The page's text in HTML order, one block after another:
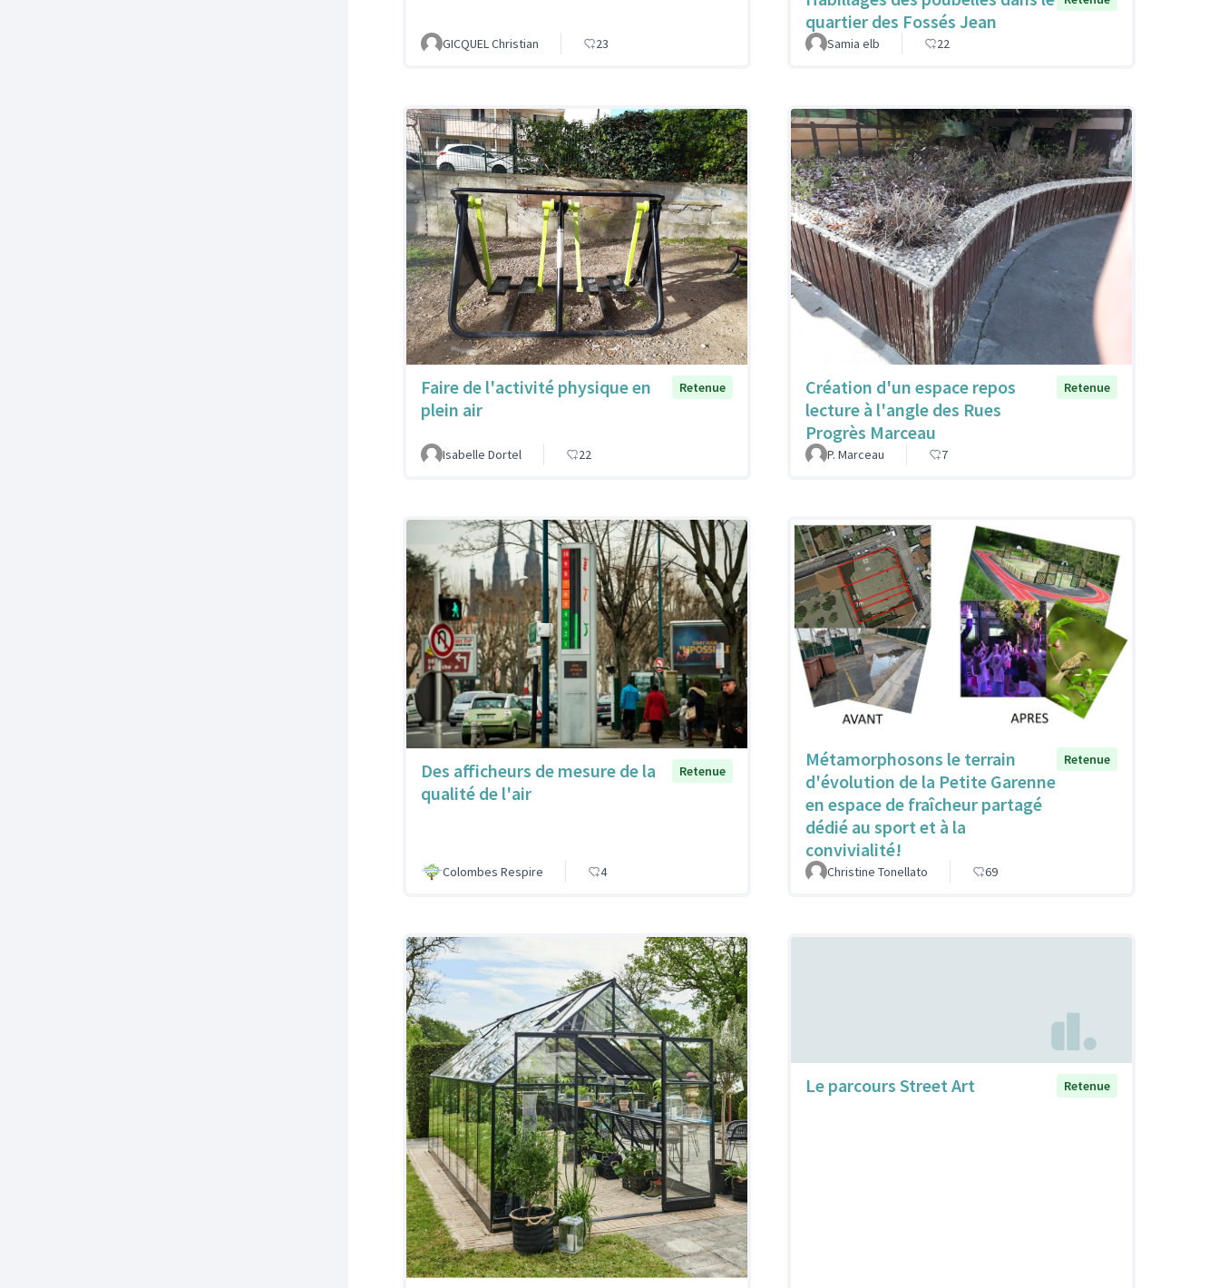
GICQUEL Christian 23
quartier des Fossés Jean
Samia elb 22
Faire de l'activité physique en
plein air
Retenue
Isabelle Dortel 22
Création d'un espace repos
lecture à l'angle des Rues
Progrès Marceau
Retenue
P. Marceau 7
Des afficheurs de mesure de la
qualité de l'air
Retenue
Colombes Respire 4
Métamorphosons le terrain
d'évolution de la Petite Garenne
en espace de fraîcheur partagé
dédié au sport et à la
convivialité!
Retenue
Christine Tonellato 69
Le parcours Street Art Retenue